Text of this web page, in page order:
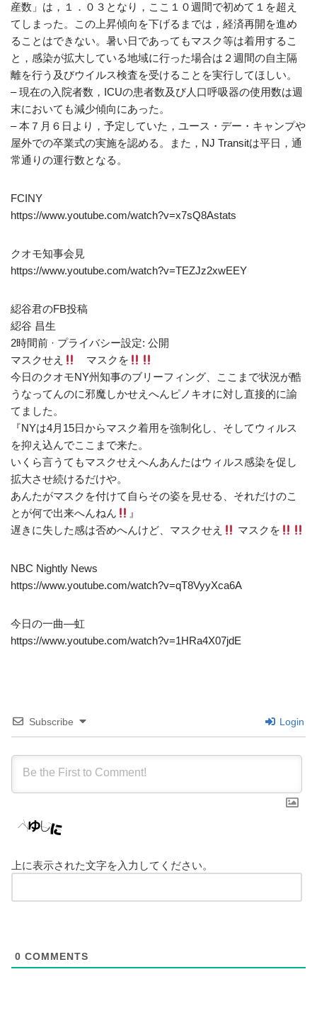
産数」は，１．０３となり，ここ１０週間で初めて１を超え
てしまった。この上昇傾向を下げるまでは，経済再開を進め
ることはできない。暑い日であってもマスク等は着用するこ
と，感染が拡大している地域に行った場合は２週間の自主隔
離を行う及びウイルス検査を受けることを実行してほしい。
– 現在の入院者数，ICUの患者数及び人口呼吸器の使用数は週
末においても減少傾向にあった。
– 本７月６日より，予定していた，ユース・デー・キャンプや
屋外での卒業式の実施を認める。また，NJ Transitは平日，通
常通りの運行数となる。
FCINY
https://www.youtube.com/watch?v=x7sQ8Astats
クオモ知事会見
https://www.youtube.com/watch?v=TEZJz2xwEEY
綛谷君のFB投稿
綛谷 昌生
2時間前 · プライバシー設定: 公開
マスクせえ
マスクを
今日のクオモNY州知事のブリーフィング、ここまで状況が酷
うなってんのに邪魔しかせえへんピノキオに対し直接的に諭
てました。
『NYは4月15日からマスク着用を強制化し、そしてウィルス
を抑え込んでここまで来た。
いくら言うてもマスクせえへんあんたはウィルス感染を促し
拡大させ続けるだけや。
あんたがマスクを付けて自らその姿を見せる、それだけのこ
とが何で出来へんねん
』
遅きに失した感は否めへんけど、マスクせえ
マスクを
NBC Nightly News
https://www.youtube.com/watch?v=qT8VyyXca6A
今日の一曲―虹
https://www.youtube.com/watch?v=1HRa4X07jdE
Subscribe Login
上に表示された文字を入力してください。
0 COMMENTS